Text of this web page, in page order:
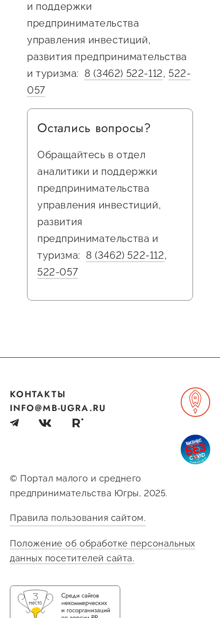
и поддержки
предпринимательства
управления инвестиций,
развития предпринимательства
и туризма: 8 (3462) 522-112, 522-
057
Остались вопросы?
Обращайтесь в отдел
аналитики и поддержки
предпринимательства
управления инвестиций,
развития
предпринимательства и
туризма: 8 (3462) 522-112,
522-057
© Портал малого и среднего
предпринимательства Югры, 2025.
Правила пользования сайтом.
Положение об обработке персональных
данных посетителей сайта.
КОНТАКТЫ
INFO@MB-UGRA.RU